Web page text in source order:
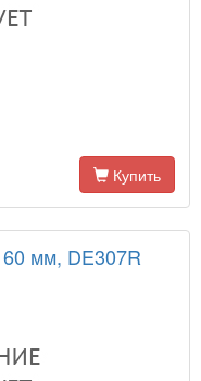
Купить
мм, DE307R